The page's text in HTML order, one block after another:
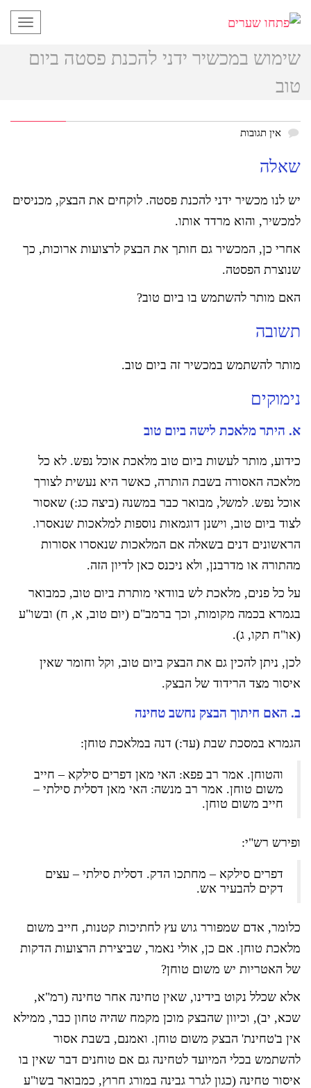
שימוש במכשיר ידני להכנת פסטה ביום
טוב
אין תגובות
שאלה
יש לנו מכשיר ידני להכנת פסטה. לוקחים את הבצק, מכניסים
למכשיר, והוא מרדד אותו.
אחרי כן, המכשיר גם חותך את הבצק לרצועות ארוכות, כך
שנוצרת הפסטה.
האם מותר להשתמש בו ביום טוב?
תשובה
מותר להשתמש במכשיר זה ביום טוב.
נימוקים
א. היתר מלאכת לישה ביום טוב
כידוע, מותר לעשות ביום טוב מלאכת אוכל נפש. לא כל
מלאכה האסורה בשבת הותרה, כאשר היא נעשית לצורך
אוכל נפש. למשל, מבואר כבר במשנה (ביצה כג:) שאסור
לצוד ביום טוב, וישנן דוגמאות נוספות למלאכות שנאסרו.
הראשונים דנים בשאלה אם המלאכות שנאסרו אסורות
מהתורה או מדרבנן, ולא ניכנס כאן לדיון הזה.
על כל פנים, מלאכת לש בוודאי מותרת ביום טוב, כמבואר
בגמרא בכמה מקומות, וכך ברמב"ם (יום טוב, א, ח) ובשו"ע
(או"ח תקו, ג).
לכן, ניתן להכין גם את הבצק ביום טוב, וקל וחומר שאין
איסור מצד הרידוד של הבצק.
ב. האם חיתוך הבצק נחשב טחינה
הגמרא במסכת שבת (עד:) דנה במלאכת טוחן:
והטוחן. אמר רב פפא: האי מאן דפרים סילקא – חייב
משום טוחן. אמר רב מנשה: האי מאן דסלית סילתי –
חייב משום טוחן.
ופירש רש"י:
דפרים סילקא – מחתכו הדק. דסלית סילתי – עצים
דקים להבעיר אש.
כלומר, אדם שמפורר גוש עץ לחתיכות קטנות, חייב משום
מלאכת טוחן. אם כן, אולי נאמר, שביצירת הרצועות הדקות
של האטריות יש משום טוחן?
אלא שכלל נקוט בידינו, שאין טחינה אחר טחינה (רמ"א,
שכא, יב), וכיוון שהבצק מוכן מקמח שהיה טחון כבר, ממילא
אין ב'טחינת' הבצק משום טוחן. ואמנם, בשבת אסור
להשתמש בכלי המיועד לטחינה גם אם טוחנים דבר שאין בו
איסור טחינה (כגון לגרר גבינה במורג חרוץ, כמבואר בשו"ע